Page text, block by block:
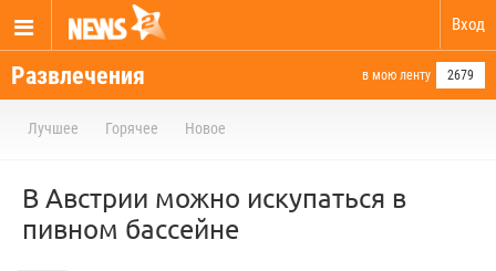
Вход
Развлечения в мою ленту 2679
Лучшее Горячее Новое
В Австрии можно искупаться в
пивном бассейне